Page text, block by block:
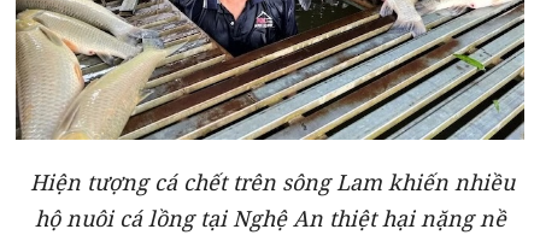
Hiện tượng cá chết trên sông Lam khiến nhiều
hộ nuôi cá lồng tại Nghệ An thiệt hại nặng nề